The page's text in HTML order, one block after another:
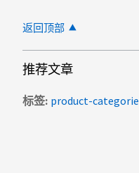
返回顶部
推荐文章
标签